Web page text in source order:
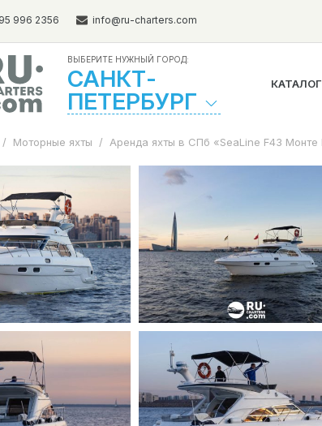
996 2356 info@ru-charters.com
ВЫБЕРИТЕ НУЖНЫЙ ГОРОД:
САНКТ-
ПЕТЕРБУРГ
КАТАЛОГ
/ Моторные яхты / Аренда яхты в СПб «SeaLine F43 Монте